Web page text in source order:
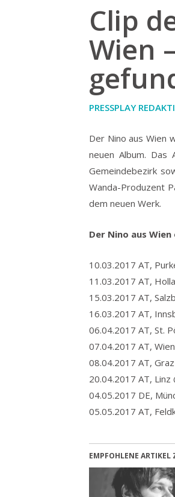
Clip
Wien
PRESSPLAY
Der Nino aus Wien
neuen Album. Das
Gemeindebezirk
Wanda-Produzent
dem neuen Werk.
Der Nino aus
10.03.2017 AT,
11.03.2017 AT,
15.03.2017 AT,
16.03.2017 AT,
06.04.2017 AT, St.
07.04.2017 AT,
08.04.2017 AT,
20.04.2017 AT, Linz
04.05.2017 DE,
05.05.2017 AT,
EMPFOHLENE ARTIKEL